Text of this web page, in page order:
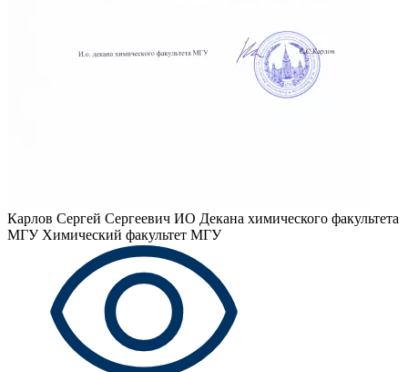
Карлов Сергей Сергеевич ИО Декана химического факультета
МГУ Химический факультет МГУ